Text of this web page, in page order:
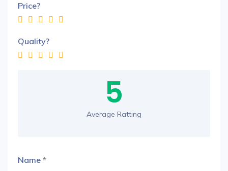
Price?
Quality?
5
Average Ratting
Name *